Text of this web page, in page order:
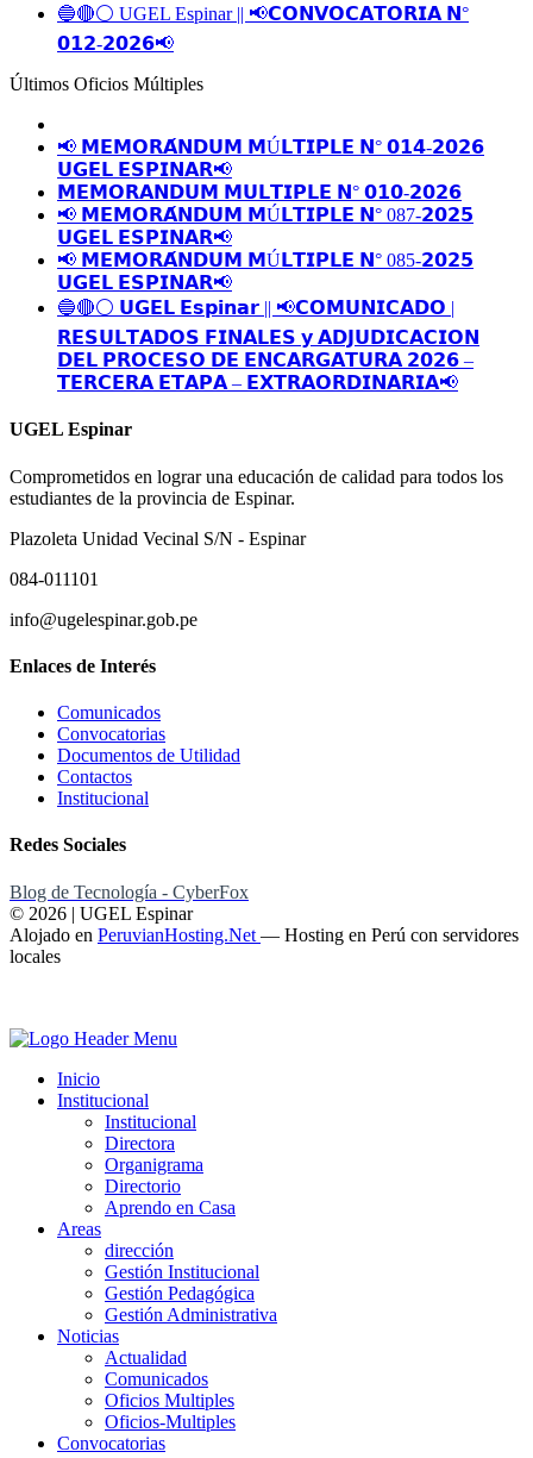
🔵🔴⚪️ UGEL Espinar || 📢𝗖𝗢𝗡𝗩𝗢𝗖𝗔𝗧𝗢𝗥𝗜𝗔 𝗡°
𝟬𝟭𝟮-𝟮𝟬𝟮𝟲📢
Últimos Oficios Múltiples
📢 𝗠𝗘𝗠𝗢𝗥𝗔́𝗡𝗗𝗨𝗠 𝗠Ú𝗟𝗧𝗜𝗣𝗟𝗘 𝗡° 𝟬𝟭𝟰-𝟮𝟬𝟮𝟲
𝗨𝗚𝗘𝗟 𝗘𝗦𝗣𝗜𝗡𝗔𝗥📢
𝗠𝗘𝗠𝗢𝗥𝗔𝗡𝗗𝗨𝗠 𝗠𝗨𝗟𝗧𝗜𝗣𝗟𝗘 𝗡° 𝟬𝟭𝟬-𝟮𝟬𝟮𝟲
📢 𝗠𝗘𝗠𝗢𝗥𝗔́𝗡𝗗𝗨𝗠 𝗠Ú𝗟𝗧𝗜𝗣𝗟𝗘 𝗡° 087-𝟮𝟬𝟮𝟱
𝗨𝗚𝗘𝗟 𝗘𝗦𝗣𝗜𝗡𝗔𝗥📢
📢 𝗠𝗘𝗠𝗢𝗥𝗔́𝗡𝗗𝗨𝗠 𝗠Ú𝗟𝗧𝗜𝗣𝗟𝗘 𝗡° 085-𝟮𝟬𝟮𝟱
𝗨𝗚𝗘𝗟 𝗘𝗦𝗣𝗜𝗡𝗔𝗥📢
🔵🔴⚪️ 𝗨𝗚𝗘𝗟 𝗘𝘀𝗽𝗶𝗻𝗮𝗿 || 📢𝗖𝗢𝗠𝗨𝗡𝗜𝗖𝗔𝗗𝗢 |
𝗥𝗘𝗦𝗨𝗟𝗧𝗔𝗗𝗢𝗦 𝗙𝗜𝗡𝗔𝗟𝗘𝗦 𝘆 𝗔𝗗𝗝𝗨𝗗𝗜𝗖𝗔𝗖𝗜𝗢𝗡
𝗗𝗘𝗟 𝗣𝗥𝗢𝗖𝗘𝗦𝗢 𝗗𝗘 𝗘𝗡𝗖𝗔𝗥𝗚𝗔𝗧𝗨𝗥𝗔 𝟮𝟬𝟮𝟲 –
𝗧𝗘𝗥𝗖𝗘𝗥𝗔 𝗘𝗧𝗔𝗣𝗔 – 𝗘𝗫𝗧𝗥𝗔𝗢𝗥𝗗𝗜𝗡𝗔𝗥𝗜𝗔📢
UGEL Espinar
Comprometidos en lograr una educación de calidad para todos los
estudiantes de la provincia de Espinar.
Plazoleta Unidad Vecinal S/N - Espinar
084-011101
info@ugelespinar.gob.pe
Enlaces de Interés
Comunicados
Convocatorias
Documentos de Utilidad
Contactos
Institucional
Redes Sociales
Blog de Tecnología - CyberFox
© 2026 | UGEL Espinar
Alojado en PeruvianHosting.Net — Hosting en Perú con servidores
locales
Inicio
Institucional
Institucional
Directora
Organigrama
Directorio
Aprendo en Casa
Areas
dirección
Gestión Institucional
Gestión Pedagógica
Gestión Administrativa
Noticias
Actualidad
Comunicados
Oficios Multiples
Oficios-Multiples
Convocatorias